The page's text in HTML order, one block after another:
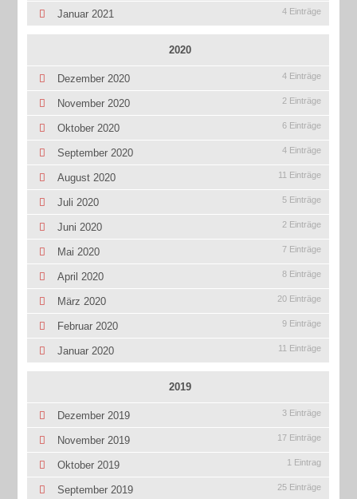
Januar 2021 4 Einträge
2020
Dezember 2020 4 Einträge
November 2020 2 Einträge
Oktober 2020 6 Einträge
September 2020 4 Einträge
August 2020 11 Einträge
Juli 2020 5 Einträge
Juni 2020 2 Einträge
Mai 2020 7 Einträge
April 2020 8 Einträge
März 2020 20 Einträge
Februar 2020 9 Einträge
Januar 2020 11 Einträge
2019
Dezember 2019 3 Einträge
November 2019 17 Einträge
Oktober 2019 1 Eintrag
September 2019 25 Einträge